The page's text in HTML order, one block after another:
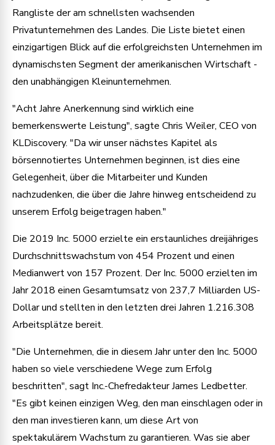
Rangliste der am schnellsten wachsenden
Privatunternehmen des Landes. Die Liste bietet einen
einzigartigen Blick auf die erfolgreichsten Unternehmen im
dynamischsten Segment der amerikanischen Wirtschaft -
den unabhängigen Kleinunternehmen.
"Acht Jahre Anerkennung sind wirklich eine
bemerkenswerte Leistung", sagte Chris Weiler, CEO von
KLDiscovery. "Da wir unser nächstes Kapitel als
börsennotiertes Unternehmen beginnen, ist dies eine
Gelegenheit, über die Mitarbeiter und Kunden
nachzudenken, die über die Jahre hinweg entscheidend zu
unserem Erfolg beigetragen haben."
Die 2019 Inc. 5000 erzielte ein erstaunliches dreijähriges
Durchschnittswachstum von 454 Prozent und einen
Medianwert von 157 Prozent. Der Inc. 5000 erzielten im
Jahr 2018 einen Gesamtumsatz von 237,7 Milliarden US-
Dollar und stellten in den letzten drei Jahren 1.216.308
Arbeitsplätze bereit.
"Die Unternehmen, die in diesem Jahr unter den Inc. 5000
haben so viele verschiedene Wege zum Erfolg
beschritten", sagt Inc.-Chefredakteur James Ledbetter.
"Es gibt keinen einzigen Weg, den man einschlagen oder in
den man investieren kann, um diese Art von
spektakulärem Wachstum zu garantieren. Was sie aber